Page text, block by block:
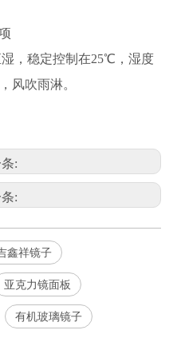
，稳定控制在25℃，湿度
风吹雨淋。
条:
:
鑫祥镜子
亚克力镜面板
有机玻璃镜子